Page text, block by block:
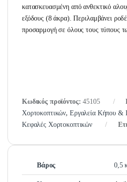
κατασκευασμένη από ανθεκτικό
εξόδους (8 άκρα). Περιλαμβάνει
προσαρμογή σε όλους τους τύπους
Κωδικός προϊόντος:45105
Χορτοκοπτικών, Εργαλεία Κήπου &
Κεφαλές Χορτοκοπτικών
Βάρος 0,5